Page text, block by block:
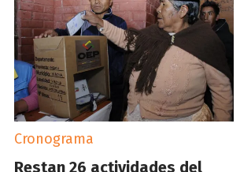
Cronograma
Restan 26 actividades del